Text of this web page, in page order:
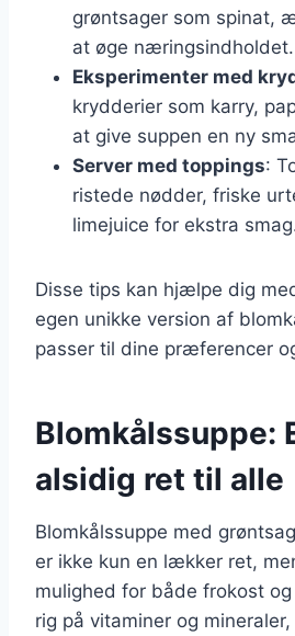
grøntsager som spinat,
at øge næringsindholdet.
Eksperimenter med
krydderier som karry,
at give suppen en ny
Server med toppings:
ristede nødder, friske
limejuice for ekstra
Disse tips kan hjælpe dig
egen unikke version af
passer til dine præferencer
Blomkålssuppe:
alsidig ret til alle
Blomkålssuppe med
er ikke kun en lækker ret,
mulighed for både frokost
rig på vitaminer og